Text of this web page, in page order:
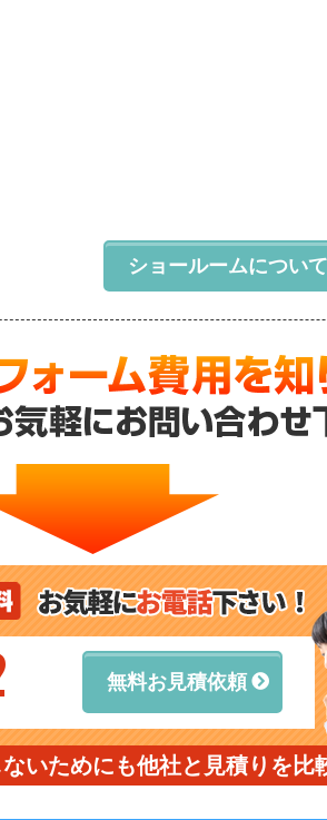
ショールームについ
無料お見積依頼
いためにも他社と見積りを比